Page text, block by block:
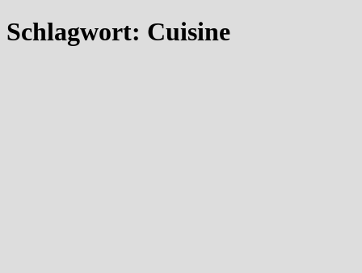
Schlagwort: Cuisine